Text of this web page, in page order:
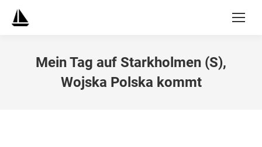
Mein Tag auf Starkholmen (S),
Wojska Polska kommt